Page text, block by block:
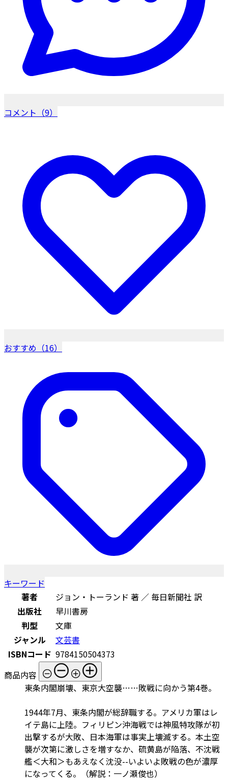
コメント（9）
おすすめ（16）
キーワード
著者
ジョン・トーランド 著 ／ 毎日新聞社 訳
出版社
早川書房
判型
文庫
ジャンル
文芸書
ISBNコード 9784150504373
商品内容
東条内閣崩壊、東京大空襲……敗戦に向かう第4巻。
1944年7月、東条内閣が総辞職する。アメリカ軍はレ
イテ島に上陸。フィリピン沖海戦では神風特攻隊が初
出撃するが大敗、日本海軍は事実上壊滅する。本土空
襲が次第に激しさを増すなか、硫黄島が陥落、不沈戦
艦＜大和＞もあえなく沈没--いよいよ敗戦の色が濃厚
になってくる。（解説：一ノ瀬俊也）